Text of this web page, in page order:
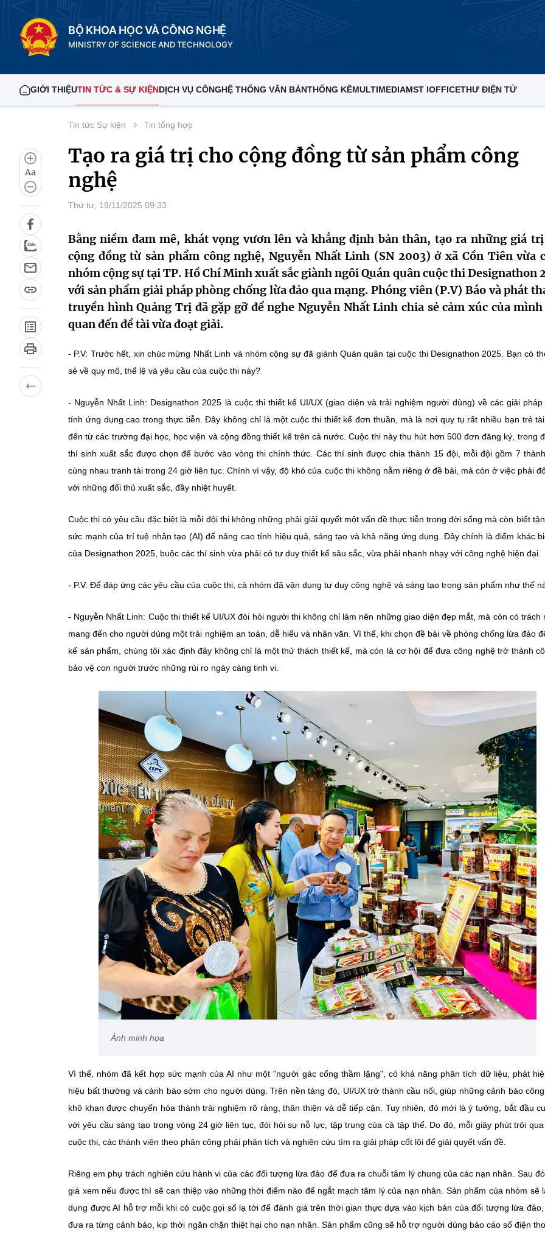
BỘ KHOA HỌC VÀ CÔNG NGHỆ
MINISTRY OF SCIENCE AND TECHNOLOGY
GIỚI THIỆUTIN TỨC & SỰ KIỆNDỊCH VỤ CÔNGHỆ THỐNG VĂN BẢNTHỐNG KÊMULTIMEDIAMST IOFFICETHƯ ĐIỆN TỬ
Aa
Tin tức Sự kiện Tin tổng hợp
Tạo ra giá trị cho cộng đồng từ sản phẩm công
nghệ
Thứ tư, 19/11/2025 09:33
Bằng niềm đam mê, khát vọng vươn lên và khẳng định bản thân, tạo ra những giá
cộng đồng từ sản phẩm công nghệ, Nguyễn Nhất Linh (SN 2003) ở xã Cồn Tiên vừa
nhóm cộng sự tại TP. Hồ Chí Minh xuất sắc giành ngôi Quán quân cuộc thi Designathon
với sản phẩm giải pháp phòng chống lừa đảo qua mạng. Phóng viên (P.V) Báo và phát
truyền hình Quảng Trị đã gặp gỡ để nghe Nguyễn Nhất Linh chia sẻ cảm xúc của
quan đến đề tài vừa đoạt giải.
- P.V: Trước hết, xin chúc mừng Nhất Linh và nhóm cộng sự đã giành Quán quân tại cuộc thi Designathon 2025. Bạn có
sẻ về quy mô, thể lệ và yêu cầu của cuộc thi này?
- Nguyễn Nhất Linh: Designathon 2025 là cuộc thi thiết kế UI/UX (giao diện và trải nghiệm người dùng) về các giải pháp
tính ứng dụng cao trong thực tiễn. Đây không chỉ là một cuộc thi thiết kế đơn thuần, mà là nơi quy tụ rất nhiều bạn trẻ
đến từ các trường đại học, học viện và cộng đồng thiết kế trên cả nước. Cuộc thi này thu hút hơn 500 đơn đăng ký, trong
thí sinh xuất sắc được chọn để bước vào vòng thi chính thức. Các thí sinh được chia thành 15 đội, mỗi đội gồm 7 thành
cùng nhau tranh tài trong 24 giờ liên tục. Chính vì vậy, độ khó của cuộc thi không nằm riêng ở đề bài, mà còn ở việc phải
với những đối thủ xuất sắc, đầy nhiệt huyết.
Cuộc thi có yêu cầu đặc biệt là mỗi đội thi không những phải giải quyết một vấn đề thực tiễn trong đời sống mà còn biết
sức mạnh của trí tuệ nhân tạo (AI) để nâng cao tính hiệu quả, sáng tạo và khả năng ứng dụng. Đây chính là điểm khác
của Designathon 2025, buộc các thí sinh vừa phải có tư duy thiết kế sâu sắc, vừa phải nhanh nhạy với công nghệ hiện đại.
- P.V: Để đáp ứng các yêu cầu của cuộc thi, cả nhóm đã vận dụng tư duy công nghệ và sáng tạo trong sản phẩm như thế
- Nguyễn Nhất Linh: Cuộc thi thiết kế UI/UX đòi hỏi người thi không chỉ làm nên những giao diện đẹp mắt, mà còn có trách
mang đến cho người dùng một trải nghiệm an toàn, dễ hiểu và nhân văn. Vì thế, khi chọn đề bài về phòng chống lừa đảo
kế sản phẩm, chúng tôi xác định đây không chỉ là một thử thách thiết kế, mà còn là cơ hội để đưa công nghệ trở thành
bảo vệ con người trước những rủi ro ngày càng tinh vi.
Ảnh minh họa
Vì thế, nhóm đã kết hợp sức mạnh của AI như một "người gác cổng thầm lặng", có khả năng phân tích dữ liệu, phát
hiệu bất thường và cảnh báo sớm cho người dùng. Trên nền tảng đó, UI/UX trở thành cầu nối, giúp những cảnh báo
khô khan được chuyển hóa thành trải nghiệm rõ ràng, thân thiện và dễ tiếp cận. Tuy nhiên, đó mới là ý tưởng, bắt đầu
với yêu cầu sáng tạo trong vòng 24 giờ liên tục, đòi hỏi sự nỗ lực, tập trung của cả tập thể. Do đó, mỗi giây phút trôi
cuộc thi, các thành viên theo phân công phải phân tích và nghiên cứu tìm ra giải pháp cốt lõi để giải quyết vấn đề.
Riêng em phụ trách nghiên cứu hành vi của các đối tượng lừa đảo để đưa ra chuỗi tâm lý chung của các nạn nhân. Sau
giá xem nếu được thì sẽ can thiệp vào những thời điểm nào để ngắt mạch tâm lý của nạn nhân. Sản phẩm của nhóm sẽ
dụng được AI hỗ trợ mỗi khi có cuộc gọi số lạ tới để đánh giá trên thời gian thực dựa vào kịch bản của đối tượng lừa
đưa ra từng cảnh báo, kịp thời ngăn chặn thiệt hại cho nạn nhân. Sản phẩm cũng sẽ hỗ trợ người dùng báo cáo số điện